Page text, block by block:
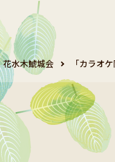
花水木鯱城会 「カラオ